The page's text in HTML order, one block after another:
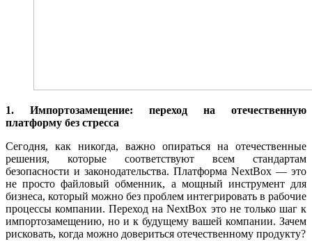
1. Импортозамещение: переход на отечественную
платформу без стресса
Сегодня, как никогда, важно опираться на отечественные
решения, которые соответствуют всем стандартам
безопасности и законодательства. Платформа NextBox — это
не просто файловый обменник, а мощный инструмент для
бизнеса, который можно без проблем интегрировать в рабочие
процессы компании. Переход на NextBox это не только шаг к
импортозамещению, но и к будущему вашей компании. Зачем
рисковать, когда можно довериться отечественному продукту?